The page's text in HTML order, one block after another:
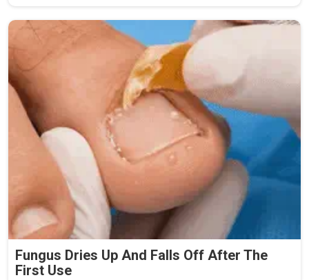
Fungus Dries Up And Falls Off After The
First Use